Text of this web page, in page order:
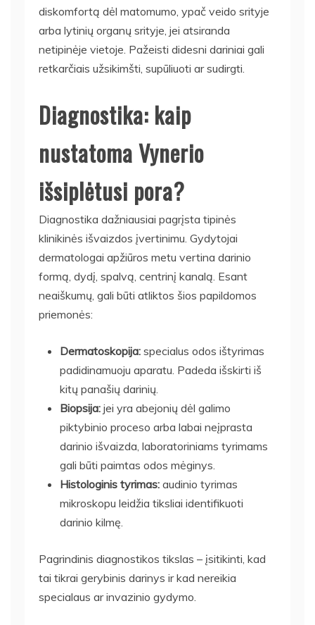
diskomfortą dėl matomumo, ypač veido srityje
arba lytinių organų srityje, jei atsiranda
netipinėje vietoje. Pažeisti didesni dariniai gali
retkarčiais užsikimšti, supūliuoti ar sudirgti.
Diagnostika: kaip
nustatoma Vynerio
išsiplėtusi pora?
Diagnostika dažniausiai pagrįsta tipinės
klinikinės išvaizdos įvertinimu. Gydytojai
dermatologai apžiūros metu vertina darinio
formą, dydį, spalvą, centrinį kanalą. Esant
neaiškumų, gali būti atliktos šios papildomos
priemonės:
Dermatoskopija: specialus odos ištyrimas
padidinamuoju aparatu. Padeda išskirti iš
kitų panašių darinių.
Biopsija: jei yra abejonių dėl galimo
piktybinio proceso arba labai neįprasta
darinio išvaizda, laboratoriniams tyrimams
gali būti paimtas odos mėginys.
Histologinis tyrimas: audinio tyrimas
mikroskopu leidžia tiksliai identifikuoti
darinio kilmę.
Pagrindinis diagnostikos tikslas – įsitikinti, kad
tai tikrai gerybinis darinys ir kad nereikia
specialaus ar invazinio gydymo.